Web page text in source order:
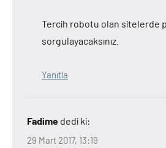
Tercih robotu olan sitelerde
sorgulayacaksınız.
Yanıtla
Fadime dedi ki:
29 Mart 2017, 13:19